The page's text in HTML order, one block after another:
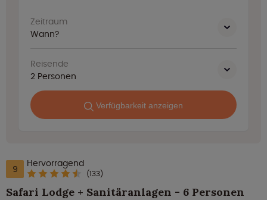
Zeitraum
Wann?
Reisende
2 Personen
Verfügbarkeit anzeigen
9 Hervorragend
(133)
Safari Lodge + Sanitäranlagen - 6 Personen